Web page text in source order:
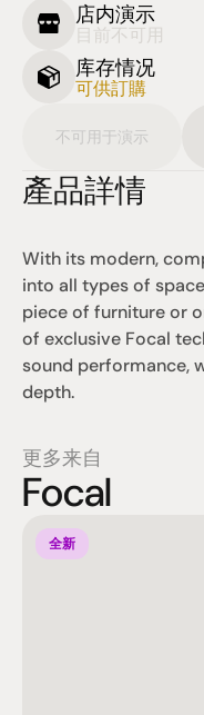
店内演示
目前不可用
库存情况
可供訂購
不可用于演示
產品詳情
With its modern,
into all types of
piece of furniture or
of exclusive Focal
sound performance,
depth.
更多来自
Focal
全新